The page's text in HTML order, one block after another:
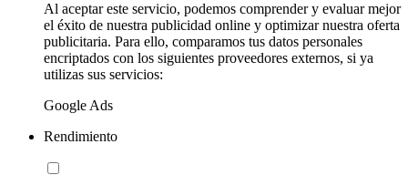
Al aceptar este servicio, podemos comprender y evaluar mejor
el éxito de nuestra publicidad online y optimizar nuestra oferta
publicitaria. Para ello, comparamos tus datos personales
encriptados con los siguientes proveedores externos, si ya
utilizas sus servicios:
Google Ads
Rendimiento